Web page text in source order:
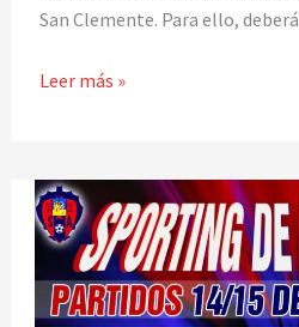
San Clemente. Para ello, deberá
Leer más »